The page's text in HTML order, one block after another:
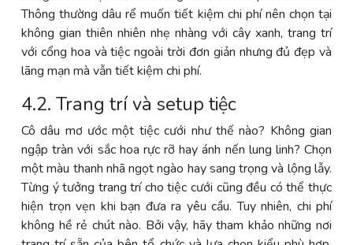
Thông thường dâu rể muốn tiết kiệm chi phí nên chọn tại
không gian thiên nhiên nhẹ nhàng với cây xanh, trang trí
với cổng hoa và tiệc ngoài trời đơn giản nhưng đủ đẹp và
lãng mạn mà vẫn tiết kiệm chi phí.
4.2. Trang trí và setup tiệc
Cô dâu mơ ước một tiệc cưới như thế nào? Không gian
ngập tràn với sắc hoa rực rỡ hay ánh nến lung linh? Chọn
một màu thanh nhã ngọt ngào hay sang trọng và lộng lẫy.
Từng ý tưởng trang trí cho tiệc cưới cũng đều có thể thực
hiện trọn vẹn khi bạn đưa ra yêu cầu. Tuy nhiên, chi phí
không hề rẻ chút nào. Bởi vậy, hãy tham khảo những nơi